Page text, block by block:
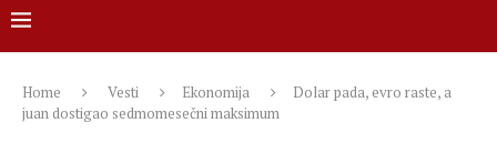
Home Vesti Ekonomija
Dolar pada, evro raste, a
juan dostigao sedmomesečni maksimum